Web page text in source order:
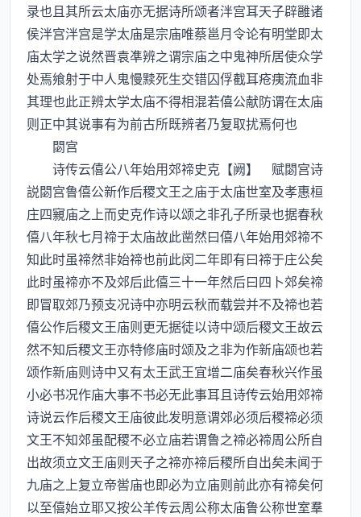
录也且其所云太庙亦无据诗所颂者泮宫耳天子辟雝诸
侯泮宫泮宫是学太庙是宗庙唯蔡邕月令论有明堂即太
庙太学之说然晋袁凖辨之谓宗庙之中鬼神所居使众学
处焉飨射于中人鬼慢黩死生交错囚俘截耳疮痍流血非
其理也此正辨太学太庙不得相混若僖公献防谓在太庙
则正中其说事有为前古所既辨者乃复取扰焉何也
閟宫
诗传云僖公八年始用郊禘史克【阙】 赋閟宫诗
説閟宫鲁僖公新作后稷文王之庙于太庙世室及孝惠桓
庄四寴庙之上而史克作诗以颂之非孔子所录也据春秋
僖八年秋七月禘于太庙故此凿然曰僖八年始用郊禘不
知此时虽禘然非始禘也前此闵二年即有曰禘于庄公矣
此时虽禘亦不及郊后此僖三十一年然后曰四卜郊矣禘
即冒取郊乃预支况诗中亦明云秋而载尝并不及禘也若
僖公作后稷文王庙则更无据徒以诗中颂后稷文王故云
然不知后稷文王亦特修庙时颂及之非为作新庙颂也若
颂作新庙则诗中又有太王武王宜增二庙矣春秋兴作虽
小必书况作庙大事不书必无此事耳且诗传云始用郊禘
诗说云作后稷文王庙彼此发明意谓郊必须后稷禘必须
文王不知郊虽配稷不必立庙若谓鲁之禘必禘周公所自
出故须立文王庙则天子之禘亦禘后稷所自出矣未闻于
九庙之上复立帝喾庙也即必为立庙则前此亦有禘矣何
以至僖始立耶又按公羊传云周公称太庙鲁公称世室羣